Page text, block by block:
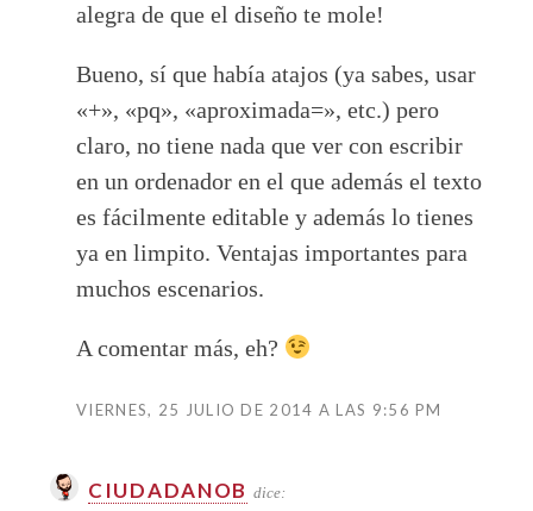
alegra de que el diseño te mole!
Bueno, sí que había atajos (ya sabes, usar
«+», «pq», «aproximada=», etc.) pero
claro, no tiene nada que ver con escribir
en un ordenador en el que además el texto
es fácilmente editable y además lo tienes
ya en limpito. Ventajas importantes para
muchos escenarios.
A comentar más, eh?
VIERNES, 25 JULIO DE 2014 A LAS 9:56 PM
CIUDADANOB dice: